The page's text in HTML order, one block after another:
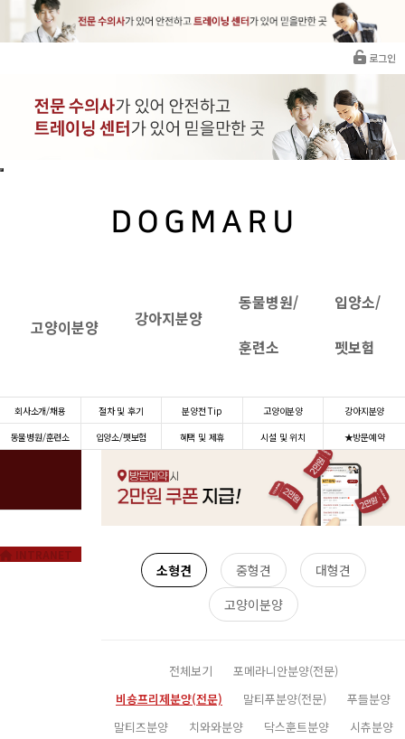
로그인
고양이분양 강아지분양
동물병원/
훈련소
입양소/
펫보험
회사소개/채용 절차 및 후기 분양전 Tip 고양이분양
강아지분양
동물병원/훈련소
입양소/펫보험 혜택 및 제휴 시설 및 위치 ★방문예약
소형견 중형견
대형견
고양이분양
전체보기
포메라니안분양(전문)
비숑프리제분양(전문)
말티푸분양(전문)
푸들분양
말티즈분양
치와와분양 닥스훈트분양
시츄분양
비숑프리제분양
INTRANET